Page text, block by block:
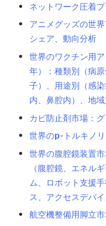
ネットワーク圧着
アニメグッズの世
シェア、動向分析
世界のワクチン用
年）：種類別（病
子）、用途別（感
内、鼻腔内）、地
カビ防止剤市場：
世界のp-トルキノ
世界の腹腔鏡装置
（腹腔鏡、エネル
ム、ロボット支援
ス、アクセスデバ
航空機整備用脚立